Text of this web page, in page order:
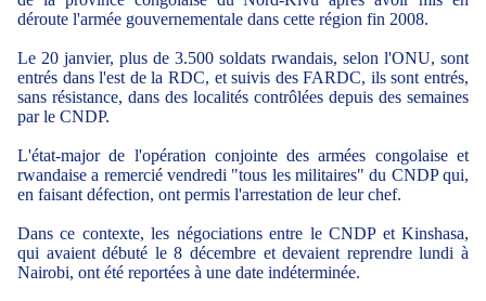
déroute l'armée gouvernementale dans cette région fin 2008.
Le 20 janvier, plus de 3.500 soldats rwandais, selon l'ONU, sont
entrés dans l'est de la RDC, et suivis des FARDC, ils sont entrés,
sans résistance, dans des localités contrôlées depuis des semaines
par le CNDP.
L'état-major de l'opération conjointe des armées congolaise et
rwandaise a remercié vendredi "tous les militaires" du CNDP qui,
en faisant défection, ont permis l'arrestation de leur chef.
Dans ce contexte, les négociations entre le CNDP et Kinshasa,
qui avaient débuté le 8 décembre et devaient reprendre lundi à
Nairobi, ont été reportées à une date indéterminée.